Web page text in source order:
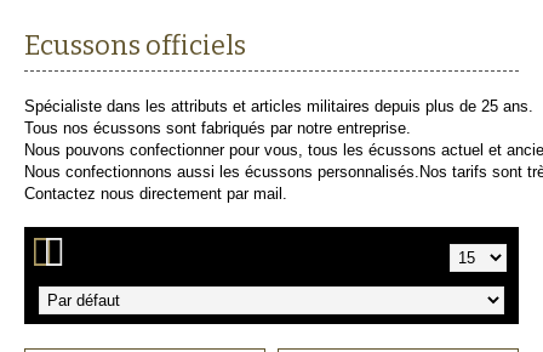
Ecussons officiels
Spécialiste dans les attributs et articles militaires depuis plus de 25 ans.
Tous nos écussons sont fabriqués par notre entreprise.
Nous pouvons confectionner pour vous, tous les écussons actuel et
Nous confectionnons aussi les écussons personnalisés.Nos tarifs sont
Contactez nous directement par mail.